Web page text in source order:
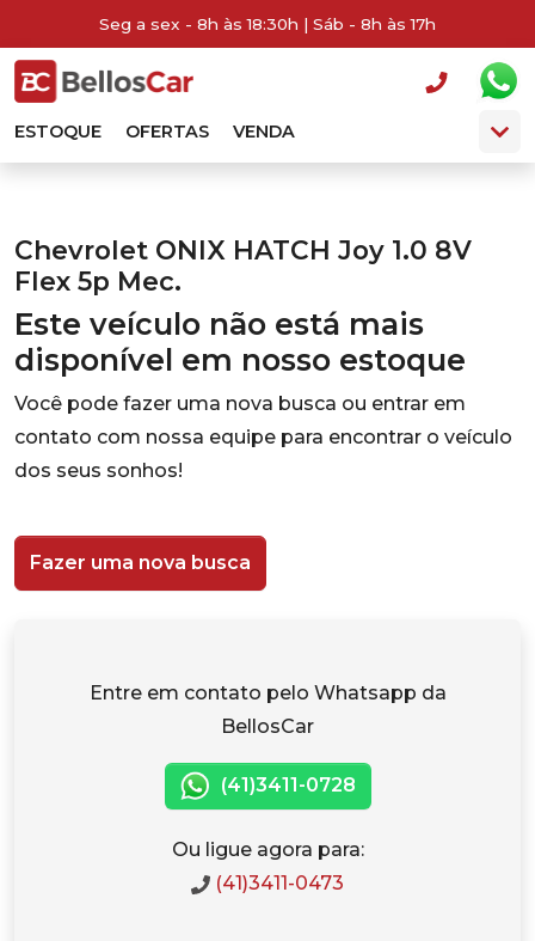
Seg a sex - 8h às 18:30h | Sáb - 8h às 17h
ESTOQUE OFERTAS VENDA
Chevrolet ONIX HATCH Joy 1.0 8V
Flex 5p Mec.
Este veículo não está mais
disponível em nosso estoque
Você pode fazer uma nova busca ou entrar em
contato com nossa equipe para encontrar o veículo
dos seus sonhos!
Fazer uma nova busca
Entre em contato pelo Whatsapp da
BellosCar
(41)3411-0728
Ou ligue agora para:
(41)3411-0473